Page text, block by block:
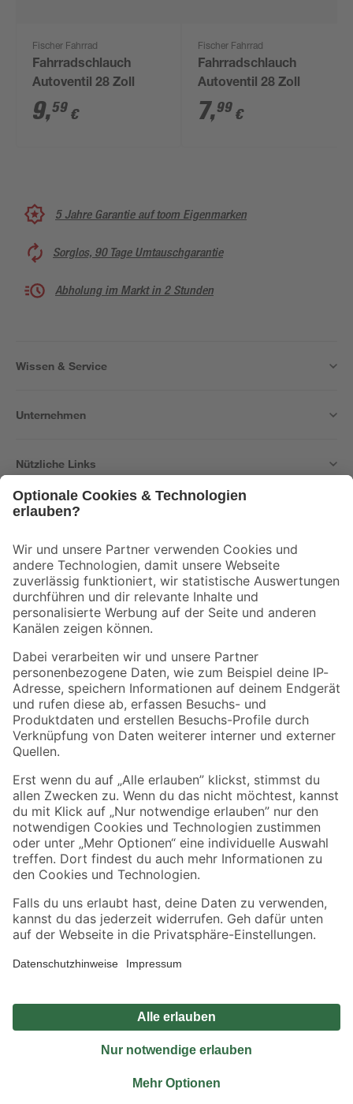
Fischer Fahrrad
Fahrradschlauch
Autoventil 28 Zoll
9,59 €
Fischer Fahrrad
Fahrradschlauch
Autoventil 28 Zoll
7,99 €
5 Jahre Garantie auf toom Eigenmarken
Sorglos, 90 Tage Umtauschgarantie
Abholung im Markt in 2 Stunden
Wissen & Service
Unternehmen
Nützliche Links
Der toom Newsletter: Keine Angebote und Aktionen mehr verpassen!
Zur Newsletter Anmeldung
Folge uns
Zahlungsarten Versandarten
Sicher einkaufen
Jetzt die toom-App herunterladen
Alle Preisangaben in EUR inkl. gesetzl. MwSt.. Die dargestellten Angebote sind unter
Umständen nicht in allen Märkten verfügbar. Die angegebenen Verfügbarkeiten beziehen
Produkte nur solange der Vorrat reicht.
*Paketversand ab 59 € versandkostenfrei, gilt nicht für Artikel mit Speditionsversand, hier
Privatsphäre Impressum
Nutzungsbedingungen
Widerrufsrecht
Vertrag widerrufen
© 2026 toom Baumarkt GmbH